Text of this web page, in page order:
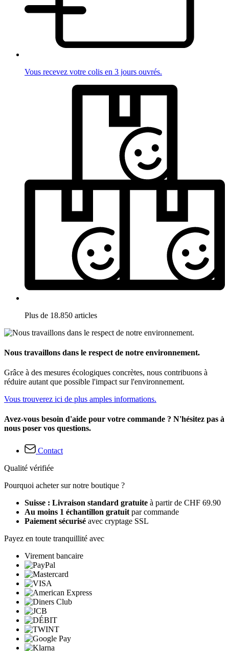
Vous recevez votre colis en 3 jours ouvrés.
Plus de 18.850 articles
Nous travaillons dans le respect de notre environnement.
Grâce à des mesures écologiques concrètes, nous contribuons à
réduire autant que possible l'impact sur l'environnement.
Vous trouverez ici de plus amples informations.
Avez-vous besoin d'aide pour votre commande ? N'hésitez pas à
nous poser vos questions.
Contact
Qualité vérifiée
Pourquoi acheter sur notre boutique ?
Suisse : Livraison standard gratuite à partir de CHF 69.90
Au moins 1 échantillon gratuit par commande
Paiement sécurisé avec cryptage SSL
Payez en toute tranquillité avec
Virement bancaire